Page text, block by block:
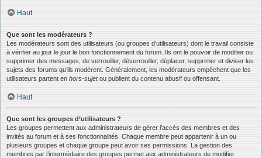
Haut
Que sont les modérateurs ?
Les modérateurs sont des utilisateurs (ou groupes d’utilisateurs) dont le travail consiste
à vérifier au jour le jour le bon fonctionnement du forum. Ils ont le pouvoir de modifier ou
supprimer des messages, de verrouiller, déverrouiller, déplacer, supprimer et diviser les
sujets des forums qu’ils modèrent. Généralement, les modérateurs empêchent que les
utilisateurs partent en hors-sujetou publient du contenu abusif ou offensant.
Haut
Que sont les groupes d’utilisateurs ?
Les groupes permettent aux administrateurs de gérer l’accès des membres et des
invités au forum et à ses fonctionnalités. Chaque membre peut appartenir à un ou
plusieurs groupes et chaque groupe peut avoir ses permissions. La gestion des
membres par l’intermédiaire des groupes permet aux administrateurs de modifier